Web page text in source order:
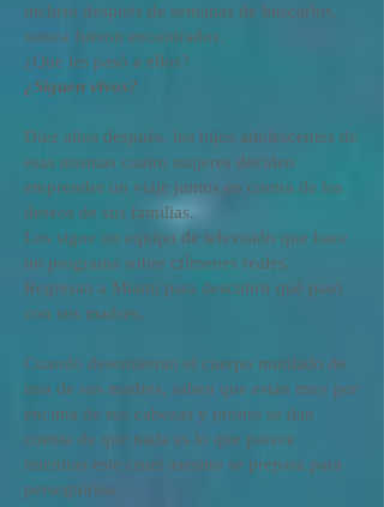
incluso después de semanas de buscarlos,
nunca fueron encontrados.
¿Que les pasó a ellos?
¿Siguen vivos?
Diez años después, los hijos adolescentes de
esas mismas cuatro mujeres deciden
emprender un viaje juntos en contra de los
deseos de sus familias.
Los sigue un equipo de televisión que hace
un programa sobre crímenes reales.
Regresan a Miami para descubrir qué pasó
con sus madres.
Cuando desentierran el cuerpo mutilado de
una de sus madres, saben que están muy por
encima de sus cabezas y pronto se dan
cuenta de que nada es lo que parece
mientras este cruel asesino se prepara para
perseguirlos.